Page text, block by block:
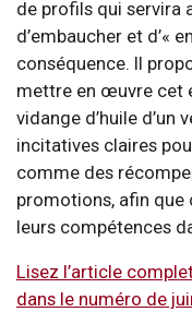
de profils qui servira
d’embaucher et d’«
conséquence. Il
mettre en œuvre cet
vidange d’huile d’un
incitatives claires
comme des
promotions, afin que
leurs compétences
Lisez l’article
dans le numéro de